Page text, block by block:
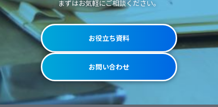
まずはお気軽にご相談ください。
お役立ち資料
お問い合わせ